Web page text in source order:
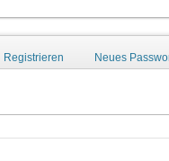
Registrieren Neues